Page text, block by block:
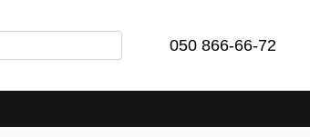
050 866-66-72